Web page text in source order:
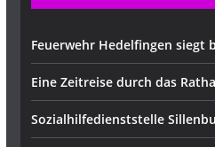
Feuerwehr Hedelfingen siegt
Eine Zeitreise durch das
Sozialhilfedienststelle